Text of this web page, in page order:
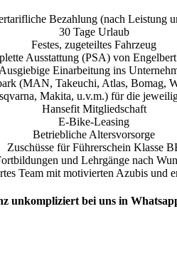
Bezahlung (nach Leistung
30 Tage Urlaub
Festes, zugeteiltes Fahrzeug
Ausstattung (PSA) von Engelbert
Ausgiebige Einarbeitung ins
(MAN, Takeuchi, Atlas, Bomag,
Makita, u.v.m.) für die
Hansefit Mitgliedschaft
E-Bike-Leasing
Betriebliche Altersvorsorge
Zuschüsse für Führerschein Klasse
und Lehrgänge nach
Team mit motivierten Azubis und
unkompliziert bei uns in